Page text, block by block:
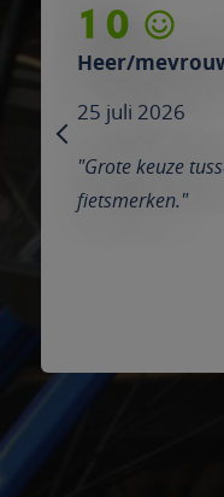
9
Heer/
25 juli 2026
"We werden
vriendelijke
PREVIOUS